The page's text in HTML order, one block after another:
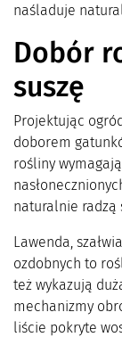
naśladuje
Dobór
suszę
Projektując
doborem
rośliny
naturalnie radzą
Lawenda,
ozdobnych to
też wykazują
mechanizmy
liście pokryte